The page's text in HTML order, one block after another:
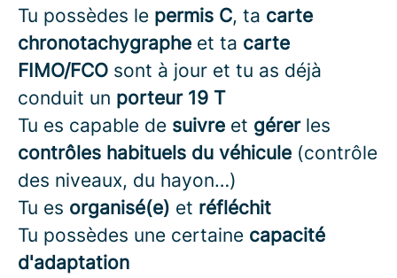
Tu possèdes le permis C, ta carte
chronotachygraphe et ta carte
FIMO/FCO sont à jour et tu as déjà
conduit un porteur 19 T
Tu es capable de suivre et gérerles
contrôles habituels du véhicule (contrôle
des niveaux, du hayon…)
Tu es organisé(e) et réfléchit
Tu possèdes une certaine capacité
d'adaptation